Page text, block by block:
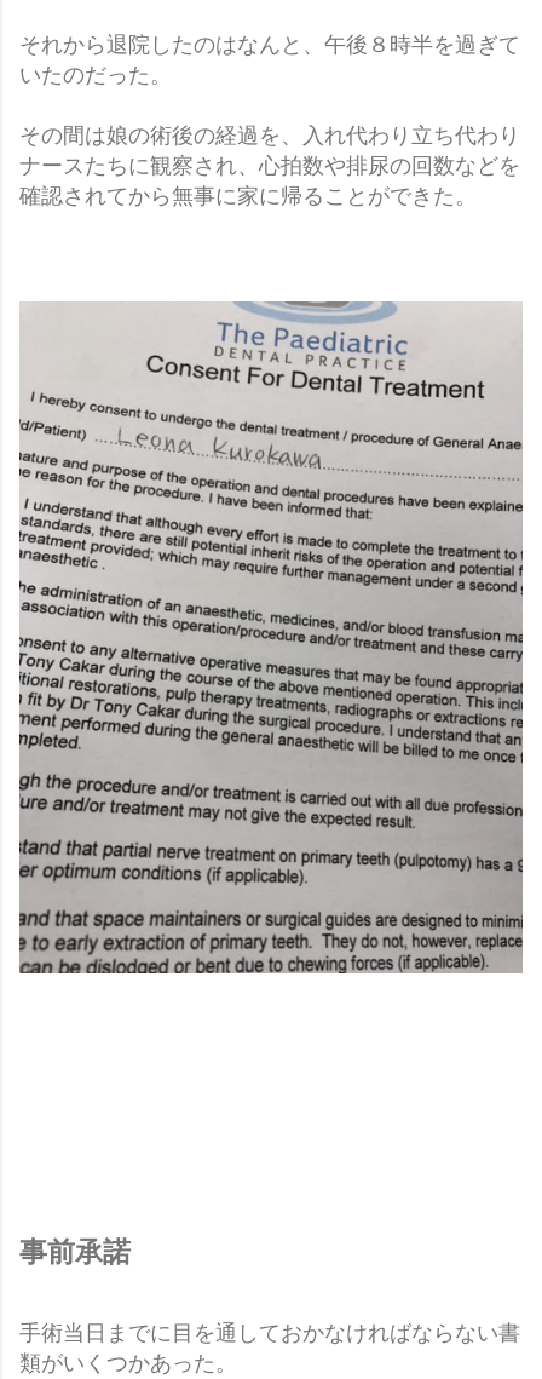
それから退院したのはなんと、午後８時半を過ぎて
いたのだった。
その間は娘の術後の経過を、入れ代わり立ち代わり
ナースたちに観察され、心拍数や排尿の回数などを
確認されてから無事に家に帰ることができた。
事前承諾
手術当日までに目を通しておかなければならない書
類がいくつかあった。